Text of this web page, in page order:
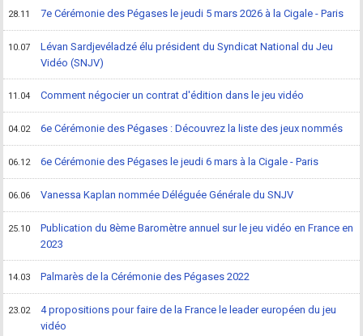
28.11 7e Cérémonie des Pégases le jeudi 5 mars 2026 à la Cigale - Paris
10.07
Lévan Sardjevéladzé élu président du Syndicat National du Jeu
Vidéo (SNJV)
11.04 Comment négocier un contrat d'édition dans le jeu vidéo
04.02 6e Cérémonie des Pégases : Découvrez la liste des jeux nommés
06.12 6e Cérémonie des Pégases le jeudi 6 mars à la Cigale - Paris
06.06 Vanessa Kaplan nommée Déléguée Générale du SNJV
25.10
Publication du 8ème Baromètre annuel sur le jeu vidéo en France en
2023
14.03 Palmarès de la Cérémonie des Pégases 2022
23.02
4 propositions pour faire de la France le leader européen du jeu
vidéo